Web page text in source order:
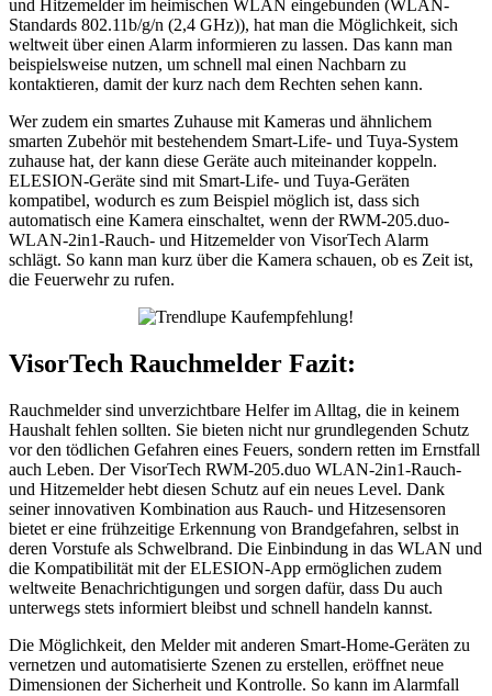
und Hitzemelder im heimischen WLAN eingebunden (WLAN-
Standards 802.11b/g/n (2,4 GHz)), hat man die Möglichkeit, sich
weltweit über einen Alarm informieren zu lassen. Das kann man
beispielsweise nutzen, um schnell mal einen Nachbarn zu
kontaktieren, damit der kurz nach dem Rechten sehen kann.
Wer zudem ein smartes Zuhause mit Kameras und ähnlichem
smarten Zubehör mit bestehendem Smart-Life- und Tuya-System
zuhause hat, der kann diese Geräte auch miteinander koppeln.
ELESION-Geräte sind mit Smart-Life- und Tuya-Geräten
kompatibel, wodurch es zum Beispiel möglich ist, dass sich
automatisch eine Kamera einschaltet, wenn der RWM-205.duo-
WLAN-2in1-Rauch- und Hitzemelder von VisorTech Alarm
schlägt. So kann man kurz über die Kamera schauen, ob es Zeit ist,
die Feuerwehr zu rufen.
VisorTech Rauchmelder Fazit:
Rauchmelder sind unverzichtbare Helfer im Alltag, die in keinem
Haushalt fehlen sollten. Sie bieten nicht nur grundlegenden Schutz
vor den tödlichen Gefahren eines Feuers, sondern retten im Ernstfall
auch Leben. Der VisorTech RWM-205.duo WLAN-2in1-Rauch-
und Hitzemelder hebt diesen Schutz auf ein neues Level. Dank
seiner innovativen Kombination aus Rauch- und Hitzesensoren
bietet er eine frühzeitige Erkennung von Brandgefahren, selbst in
deren Vorstufe als Schwelbrand. Die Einbindung in das WLAN und
die Kompatibilität mit der ELESION-App ermöglichen zudem
weltweite Benachrichtigungen und sorgen dafür, dass Du auch
unterwegs stets informiert bleibst und schnell handeln kannst.
Die Möglichkeit, den Melder mit anderen Smart-Home-Geräten zu
vernetzen und automatisierte Szenen zu erstellen, eröffnet neue
Dimensionen der Sicherheit und Kontrolle. So kann im Alarmfall